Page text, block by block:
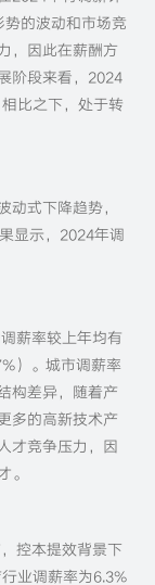
的波动和市场竞
，因此在薪酬方
阶段来看，2024
比之下，处于转
动式下降趋势，
显示，2024年调
薪率较上年均有
）。城市调薪率
构差异，随着产
多的高新技术产
才竞争压力，因
。
控本提效背景下
业调薪率为6.3%